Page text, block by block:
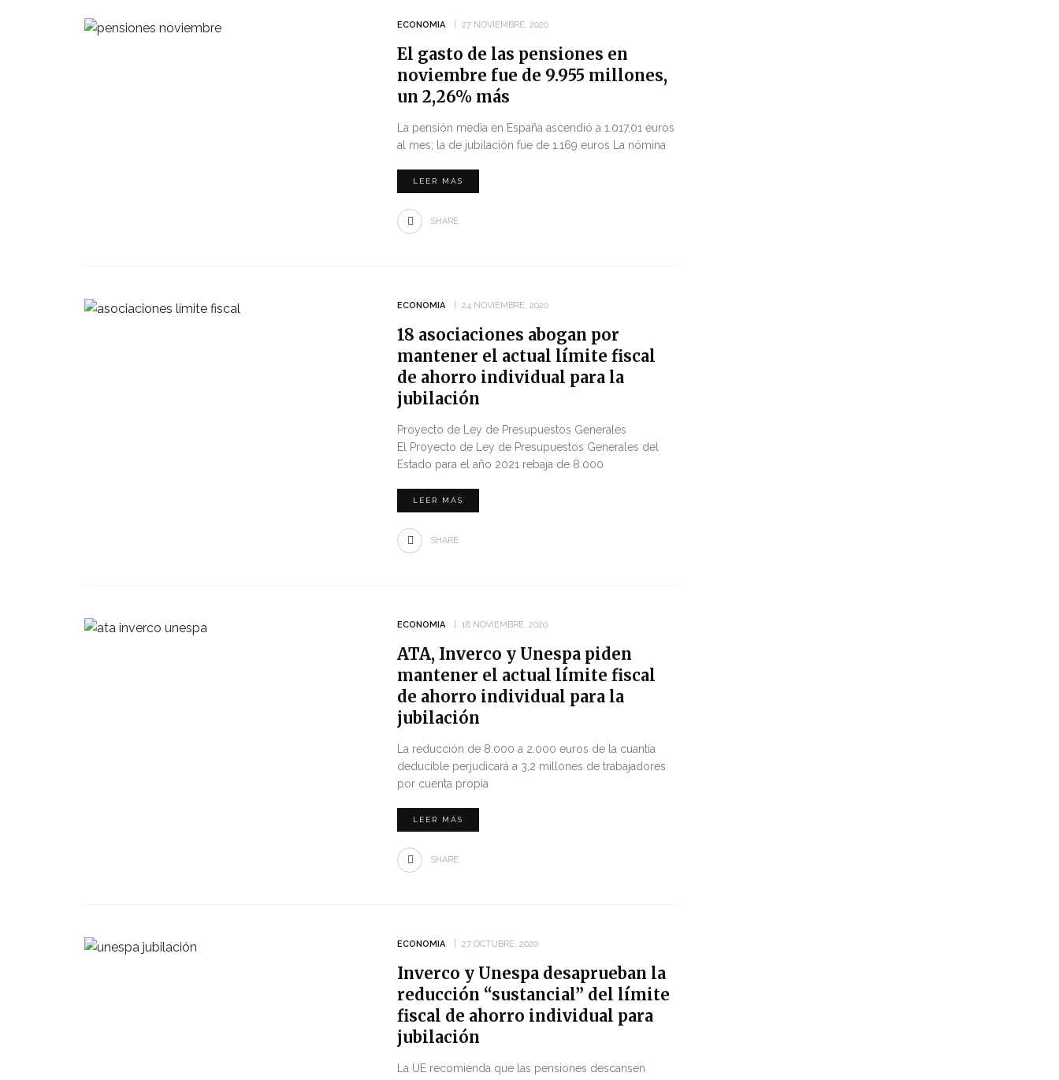
ECONOMIA 27 NOVIEMBRE, 2020
El gasto de las pensiones en
noviembre fue de 9.955 millones,
un 2,26% más
La pensión media en España ascendió a 1.017,01 euros
al mes; la de jubilación fue de 1.169 euros La nómina
LEER MÁS
SHARE
ECONOMIA 24 NOVIEMBRE, 2020
18 asociaciones abogan por
mantener el actual límite fiscal
de ahorro individual para la
jubilación
Proyecto de Ley de Presupuestos Generales
El Proyecto de Ley de Presupuestos Generales del
Estado para el año 2021 rebaja de 8.000
LEER MÁS
SHARE
ECONOMIA 18 NOVIEMBRE, 2020
ATA, Inverco y Unespa piden
mantener el actual límite fiscal
de ahorro individual para la
jubilación
La reducción de 8.000 a 2.000 euros de la cuantía
deducible perjudicará a 3,2 millones de trabajadores
por cuenta propia
LEER MÁS
SHARE
ECONOMIA 27 OCTUBRE, 2020
Inverco y Unespa desaprueban la
reducción “sustancial” del límite
fiscal de ahorro individual para
jubilación
La UE recomienda que las pensiones descansen